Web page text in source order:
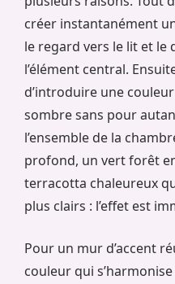
créer instantanément
le regard vers le lit et le
l’élément central.
d’introduire une
sombre sans pour
l’ensemble de la
profond, un vert forêt
terracotta chaleureux
plus clairs : l’effet est
Pour un mur d’accent
couleur qui